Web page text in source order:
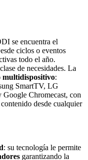
se encuentra el
ciclos o eventos
todo el año.
de necesidades. La
multidispositivo:
SmartTV, LG
Chromecast, con
desde cualquier
: su tecnología le permite
garantizando la